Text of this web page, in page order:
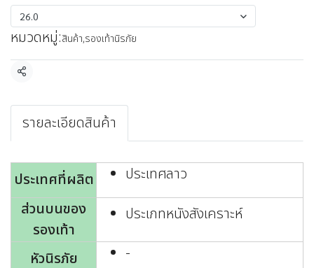
26.0
หมวดหมู่:สินค้า,รองเท้านิรภัย
แชร์
รายละเอียดสินค้า
ประเทศที่ผลิต
ประเทศลาว
ส่วนบนของ
รองเท้า
ประเภทหนังสังเคราะห์
หัวนิรภัย
-